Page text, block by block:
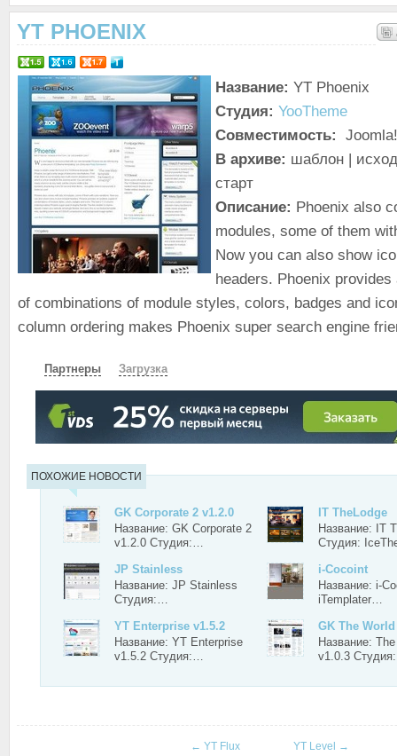
YT PHOENIX
Название: YT Phoenix
Студия: YooTheme
Совместимость:
В архиве: шаблон |
старт
Описание: Phoenix also
modules, some of them
Now you can also show
headers. Phoenix
of combinations of module styles, colors, badges and
column ordering makes Phoenix super search engine
Партнеры Загрузка
СКАЧАТЬ ЗЕРКАЛО ЗЕРКАЛО №2
ПОХОЖИЕ НОВОСТИ
GK Corporate 2 v1.2.0
Название: GK Corporate 2
v1.2.0 Студия:…
IT TheLodge
Название: IT
Студия:
JP Stainless
Название: JP Stainless
Студия:…
i-Cocoint
Название: i-
iTemplater…
YT Enterprise v1.5.2
Название: YT Enterprise
v1.5.2 Студия:…
GK The
Название:
v1.0.3
← YT Flux YT Level →